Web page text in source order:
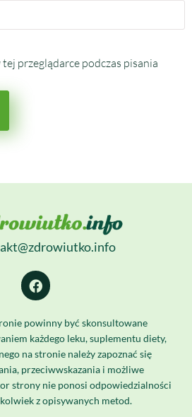
przeglądarce podczas pisania
powinny być skonsultowane
każdego leku, suplementu diety,
na stronie należy zapoznać się
przeciwwskazania i możliwe
strony nie ponosi odpowiedzialności
z opisywanych metod.